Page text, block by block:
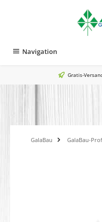
Navigation
Gratis-
GalaBau GalaBau-